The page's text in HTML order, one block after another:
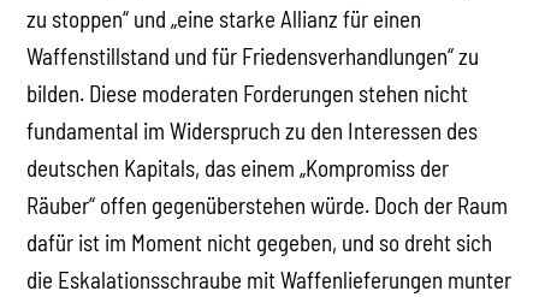
zu stoppen“ und „eine starke Allianz für einen
Waffenstillstand und für Friedensverhandlungen“ zu
bilden. Diese moderaten Forderungen stehen nicht
fundamental im Widerspruch zu den Interessen des
deutschen Kapitals, das einem „Kompromiss der
Räuber“ offen gegenüberstehen würde. Doch der Raum
dafür ist im Moment nicht gegeben, und so dreht sich
die Eskalationsschraube mit Waffenlieferungen munter